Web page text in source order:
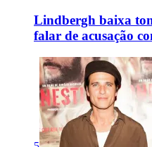
Lindbergh baixa
falar de acusação